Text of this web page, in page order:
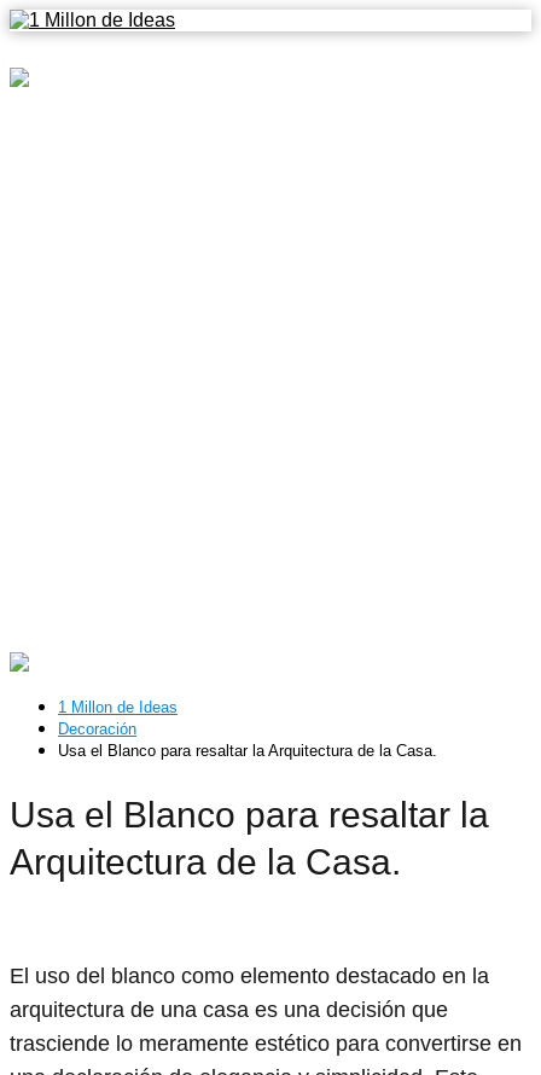
1 Millon de Ideas
Decoración
Usa el Blanco para resaltar la Arquitectura de la Casa.
Usa el Blanco para resaltar la
Arquitectura de la Casa.
El uso del blanco como elemento destacado en la
arquitectura de una casa es una decisión que
trasciende lo meramente estético para convertirse en